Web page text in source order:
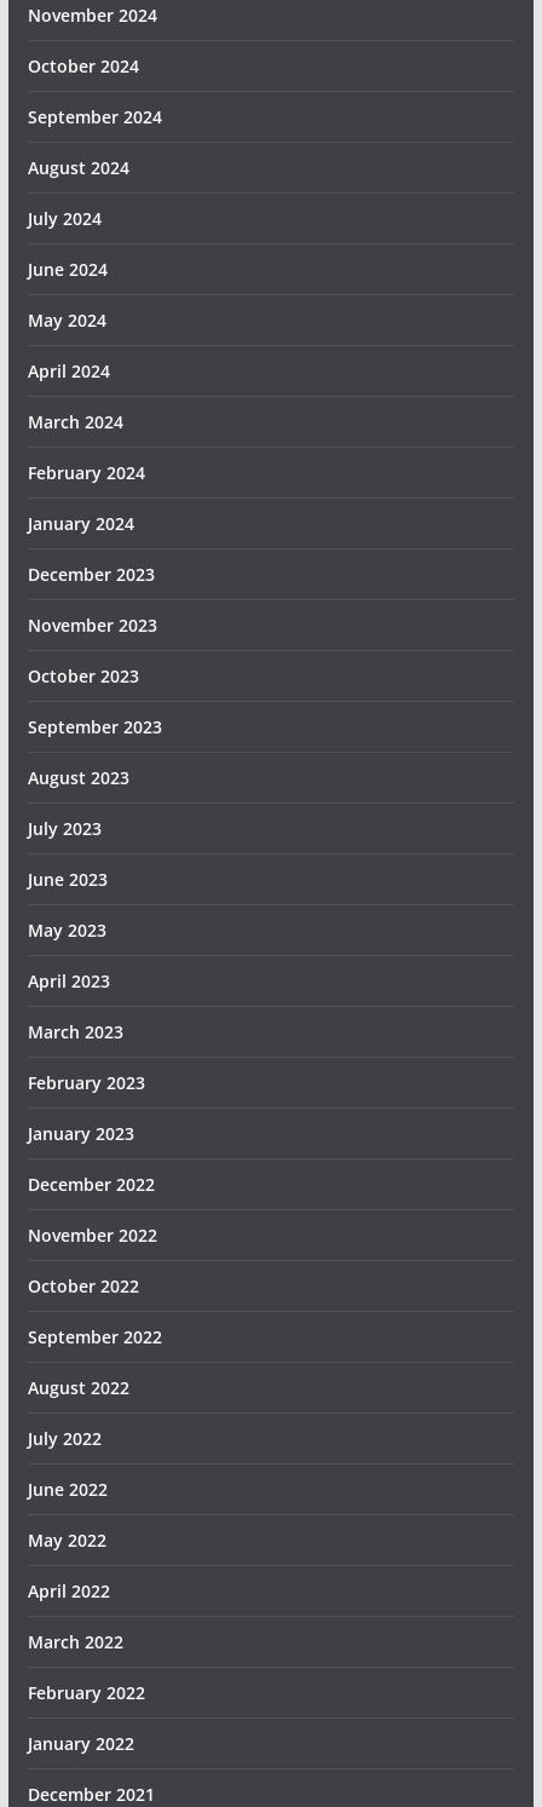
November 2024
October 2024
September 2024
August 2024
July 2024
June 2024
May 2024
April 2024
March 2024
February 2024
January 2024
December 2023
November 2023
October 2023
September 2023
August 2023
July 2023
June 2023
May 2023
April 2023
March 2023
February 2023
January 2023
December 2022
November 2022
October 2022
September 2022
August 2022
July 2022
June 2022
May 2022
April 2022
March 2022
February 2022
January 2022
December 2021